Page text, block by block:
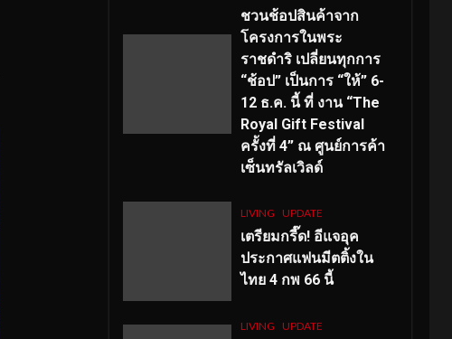
ชวนช้อปสินค้าจาก
โครงการในพระ
ราชดำริ เปลี่ยนทุกการ
“ช้อป” เป็นการ “ให้” 6-
12 ธ.ค. นี้ ที่ งาน “The
Royal Gift Festival
ครั้งที่ 4” ณ ศูนย์การค้า
เซ็นทรัลเวิลด์
LIVING UPDATE
เตรียมกรี๊ด! อีแจอุค
ประกาศแฟนมีตติ้งใน
ไทย 4 กพ 66 นี้
LIVING UPDATE